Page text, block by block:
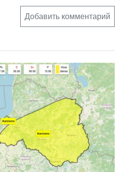
Добавить комментарий